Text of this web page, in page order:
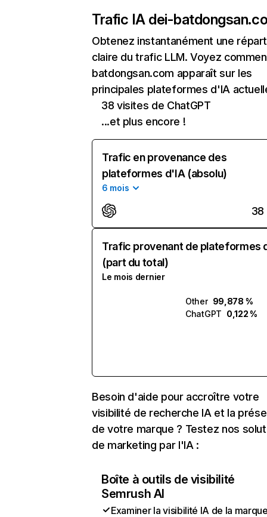
Trafic IA dei-
Obtenez instantanément une
claire du trafic LLM. Voyez
batdongsan.com apparaît sur les
principales plateformes d'IA
38 visites de ChatGPT
...et plus encore !
Trafic en provenance des
plateformes d'IA (absolu)
6 mois
38
Trafic provenant de plateformes
(part du total)
Le mois dernier
Other 99,878 %
ChatGPT 0,122 %
Besoin d'aide pour accroître votre
visibilité de recherche IA et la
de votre marque ? Testez nos
de marketing par l'IA :
Boîte à outils de visibilité
Semrush AI
Examiner la visibilité IA de la